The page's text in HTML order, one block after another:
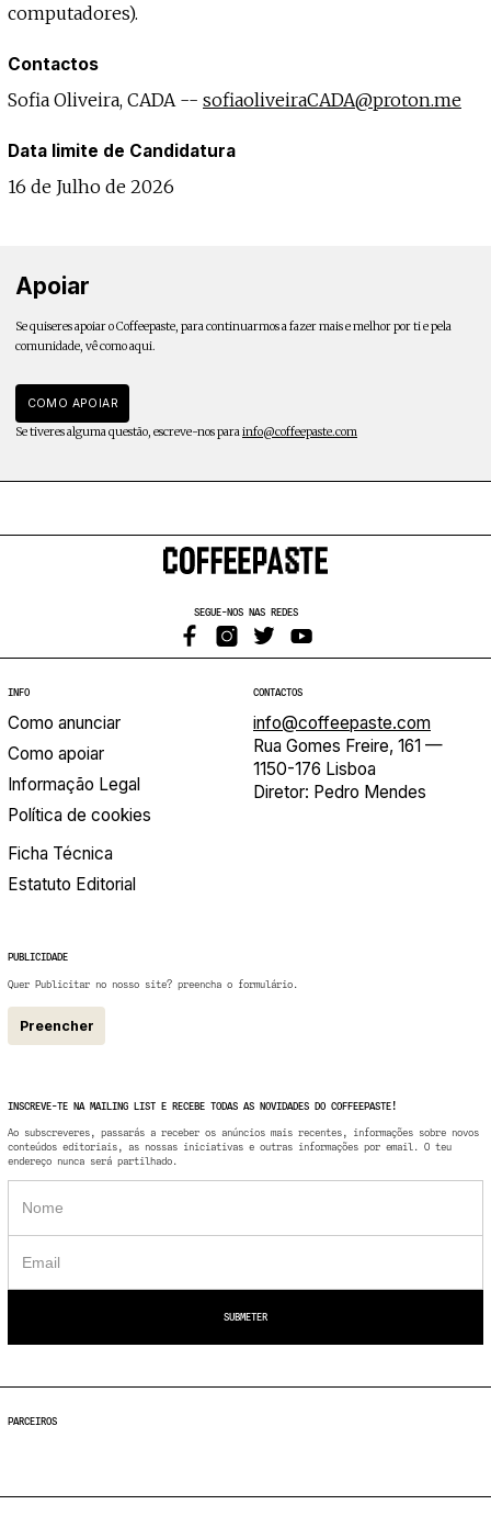
computadores).
Contactos
Sofia Oliveira, CADA -- sofiaoliveiraCADA@proton.me
Data limite de Candidatura
16 de Julho de 2026
Apoiar
Se quiseres apoiar o Coffeepaste, para continuarmos a fazer mais e melhor por ti e pela
comunidade, vê como aqui.
COMO APOIAR
Se tiveres alguma questão, escreve-nos parainfo@coffeepaste.com
SEGUE-NOS NAS REDES
INFO
Como anunciar
Como apoiar
Informação Legal
Política de cookies
Ficha Técnica
Estatuto Editorial
CONTACTOS
info@coffeepaste.com
Rua Gomes Freire, 161 —
1150-176 Lisboa
Diretor: Pedro Mendes
PUBLICIDADE
Quer Publicitar no nosso site? preencha o formulário.
Preencher
INSCREVE-TE NA MAILING LIST E RECEBE TODAS AS NOVIDADES DO COFFEEPASTE!
Ao subscreveres, passarás a receber os anúncios mais recentes, informações sobre novos
conteúdos editoriais, as nossas iniciativas e outras informações por email. O teu
endereço nunca será partilhado.
PARCEIROS